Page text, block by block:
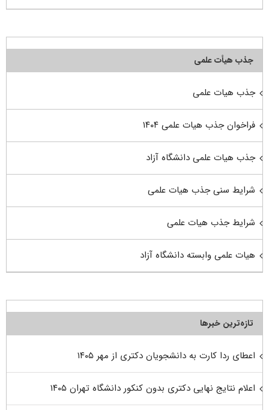
جذب هیأت علمی
جذب هیات علمی
فراخوان جذب هیات علمی ۱۴۰۴
جذب هیات علمی دانشگاه آزاد
شرایط سنی جذب هیات علمی
شرایط جذب هیات علمی
هیات علمی وابسته دانشگاه آزاد
تازه‌ترین خبرها
اعطای ردا کارت به دانشجویان دکتری از مهر ۱۴۰۵
اعلام نتایج نهایی دکتری بدون کنکور دانشگاه تهران ۱۴۰۵